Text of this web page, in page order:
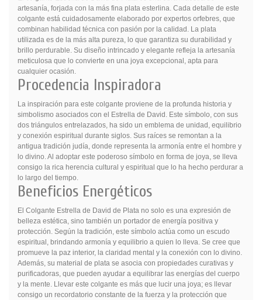
artesanía, forjada con la más fina plata esterlina. Cada detalle de este
colgante está cuidadosamente elaborado por expertos orfebres, que
combinan habilidad técnica con pasión por la calidad. La plata
utilizada es de la más alta pureza, lo que garantiza su durabilidad y
brillo perdurable. Su diseño intrincado y elegante refleja la artesanía
meticulosa que lo convierte en una joya excepcional, apta para
cualquier ocasión.
Procedencia Inspiradora
La inspiración para este colgante proviene de la profunda historia y
simbolismo asociados con el Estrella de David. Este símbolo, con sus
dos triángulos entrelazados, ha sido un emblema de unidad, equilibrio
y conexión espiritual durante siglos. Sus raíces se remontan a la
antigua tradición judía, donde representa la armonía entre el hombre y
lo divino. Al adoptar este poderoso símbolo en forma de joya, se lleva
consigo la rica herencia cultural y espiritual que lo ha hecho perdurar a
lo largo del tiempo.
Beneficios Energéticos
El Colgante Estrella de David de Plata no solo es una expresión de
belleza estética, sino también un portador de energía positiva y
protección. Según la tradición, este símbolo actúa como un escudo
espiritual, brindando armonía y equilibrio a quien lo lleva. Se cree que
promueve la paz interior, la claridad mental y la conexión con lo divino.
Además, su material de plata se asocia con propiedades curativas y
purificadoras, que pueden ayudar a equilibrar las energías del cuerpo
y la mente. Llevar este colgante es más que lucir una joya; es llevar
consigo un recordatorio constante de la fuerza y la protección que